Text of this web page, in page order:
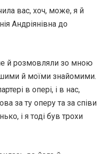
вас, хоч, може, я й
Андріянівна до
й розмовляли зо мною
й моїми знайомими.
в опері, і в нас,
за ту оперу та за співи
і я тоді був трохи